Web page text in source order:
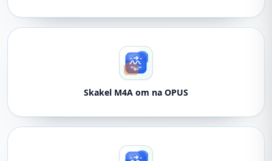
Skakel M4A om na OPUS